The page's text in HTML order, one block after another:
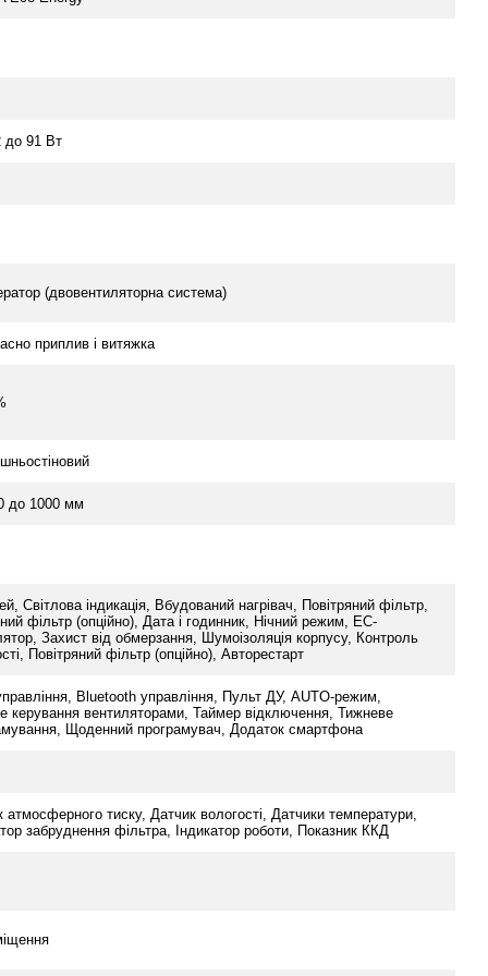
до 91 Вт
(двовентиляторна система)
приплив і витяжка
до 1000 мм
Світлова індикація, Вбудований нагрівач, Повітряний фільтр,
фільтр (опційно), Дата і годинник, Нічний режим, EC-
Захист від обмерзання, Шумоізоляція корпусу, Контроль
Повітряний фільтр (опційно), Авторестарт
Bluetooth управління, Пульт ДУ, AUTO-режим,
керування вентиляторами, Таймер відключення, Тижневе
Щоденний програмувач, Додаток смартфона
атмосферного тиску, Датчик вологості, Датчики температури,
забруднення фільтра, Індикатор роботи, Показник ККД